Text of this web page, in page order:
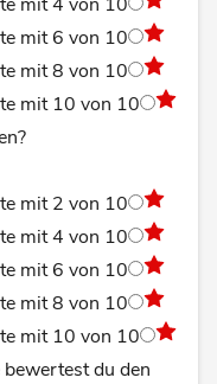
mit 6 von 10
mit 8 von 10
mit 10 von 10
mit 2 von 10
mit 4 von 10
mit 6 von 10
mit 8 von 10
mit 10 von 10
du den